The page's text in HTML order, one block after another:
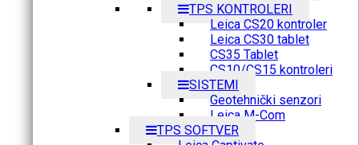
TPS KONTROLERI
Leica CS20 kontroler
Leica CS30 tablet
CS35 Tablet
CS10/CS15 kontroleri
SISTEMI
Geotehnički senzori
Leica M-Com
TPS SOFTVER